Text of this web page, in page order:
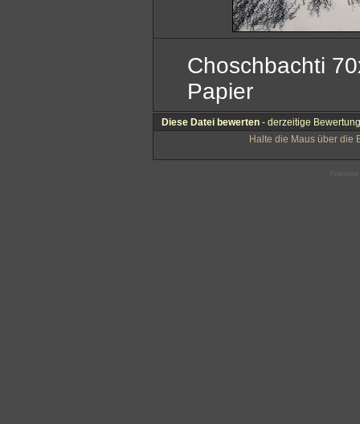
Choschbachti
Papier
Diese Datei bewerten - derzeitige
Halte die Maus über die